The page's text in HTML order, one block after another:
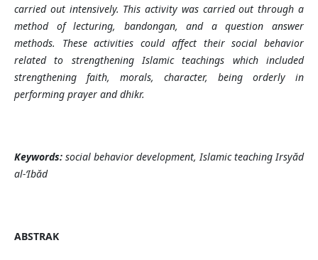
carried out intensively. This activity was carried out through a
method of lecturing, bandongan, and a question answer
methods. These activities could affect their social behavior
related to strengthening Islamic teachings which included
strengthening faith, morals, character, being orderly in
performing prayer and dhikr.
Keywords: social behavior development, Islamic teaching Irsyăd
al-‘Ibăd
ABSTRAK